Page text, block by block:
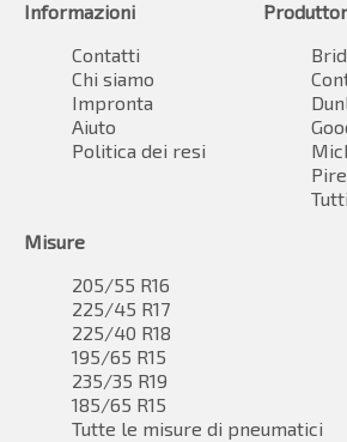
Informazioni
Contatti
Chi siamo
Impronta
Aiuto
Politica dei resi
Misure
205/55 R16
225/45 R17
225/40 R18
195/65 R15
235/35 R19
185/65 R15
Tutte le misure di pneumatici